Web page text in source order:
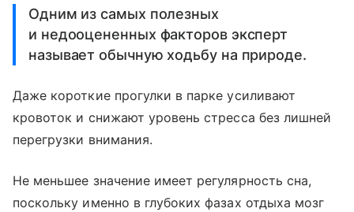
Одним из самых полезных
и недооцененных факторов эксперт
называет обычную ходьбу на природе.
Даже короткие прогулки в парке усиливают
кровоток и снижают уровень стресса без лишней
перегрузки внимания.
Не меньшее значение имеет регулярность сна,
поскольку именно в глубоких фазах отдыха мозг